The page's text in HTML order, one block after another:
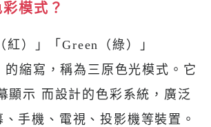
模式？
紅）」「Green（綠）」
的縮寫，稱為三原色光模式。它
顯示 而設計的色彩系統，廣泛
手機、電視、投影機等裝置。